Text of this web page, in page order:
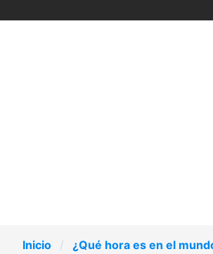
Inicio ¿Qué hora es en el